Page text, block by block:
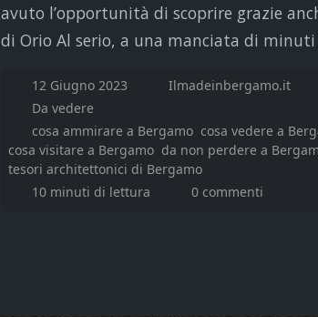
avuto l’opportunità di scoprire grazie
di Orio Al serio, a una manciata di
12 Giugno 2023
Ilmadeinbergamo.it
Da vedere
cosa ammirare a Bergamo cosa vedere a
cosa visitare a Bergamo da non perdere a
tesori architettonici di Bergamo
10 minuti di lettura
0 commenti